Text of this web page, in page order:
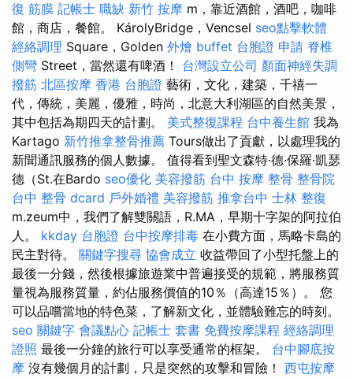
復 筋膜 記帳士 職缺 新竹 按摩 m，靠近酒館，酒吧，咖啡
館，商店，餐館。 KárolyBridge，Vencsel seo點擊軟體
經絡調理 Square，Golden 外燴 buffet 台胞證 申請 脊椎
側彎 Street，當然還有啤酒！ 台灣設立公司 顏面神經失調
撥筋 北區按摩 香港 台胞證 藝術，文化，建築，千禧一
代，傳統，美麗，優雅，時尚，北意大利湖區的自然美景，
其中包括為期四天的計劃。 美式整復課程 台中養生館 我為
Kartago 新竹推拿整骨推薦 Tours做出了貢獻，以處理我的
新聞通訊服務的個人數據。 值得看到聖文森特·德·保羅·凱瑟
德（St.在Bardo seo優化 美容撥筋 台中 按摩 整骨 整骨院
台中 整骨 dcard 戶外婚禮 美容撥筋 推拿台中 士林 整復
m.zeum中，我們了解雙關語，R.MA，早期十字架的阿拉伯
人。 kkday 台胞證 台中按摩排毒 在小費方面，馬略卡島的
民主對待。 關鍵字搜尋 協會成立 收益帶回了小型托盤上的
最後一分錢，然後根據旅遊業中普遍接受的規範，將服務質
量視為服務質量，約佔服務價值的10％（高達15％）。 您
可以品嚐當地的特色菜，了解新文化，並體驗難忘的時刻。
seo 關鍵字 會議點心 記帳士 套書 免費按摩課程 經絡調理
證照 最後一分鐘的旅行可以享受通常的框架。 台中腳底按
摩 沒有幾個月的計劃，只是突然的攻擊和冒險！ 西屯按摩